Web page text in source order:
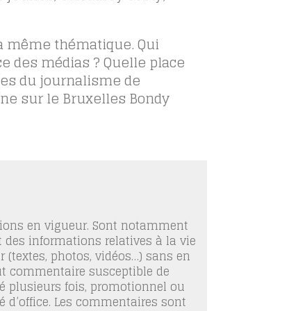
même thématique. Qui
des médias ? Quelle place
du journalisme de
sur le Bruxelles Bondy
en vigueur. Sont notamment
informations relatives à la vie
photos, vidéos…) sans en
commentaire susceptible de
plusieurs fois, promotionnel ou
Les commentaires sont